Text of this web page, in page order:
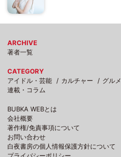
ARCHIVE
著者一覧
CATEGORY
アイドル・芸能
カルチャー グルメ
連載・コラム
BUBKA WEBとは
会社概要
著作権/免責事項について
お問い合わせ
白夜書房の個人情報保護方針について
プライバシーポリシー